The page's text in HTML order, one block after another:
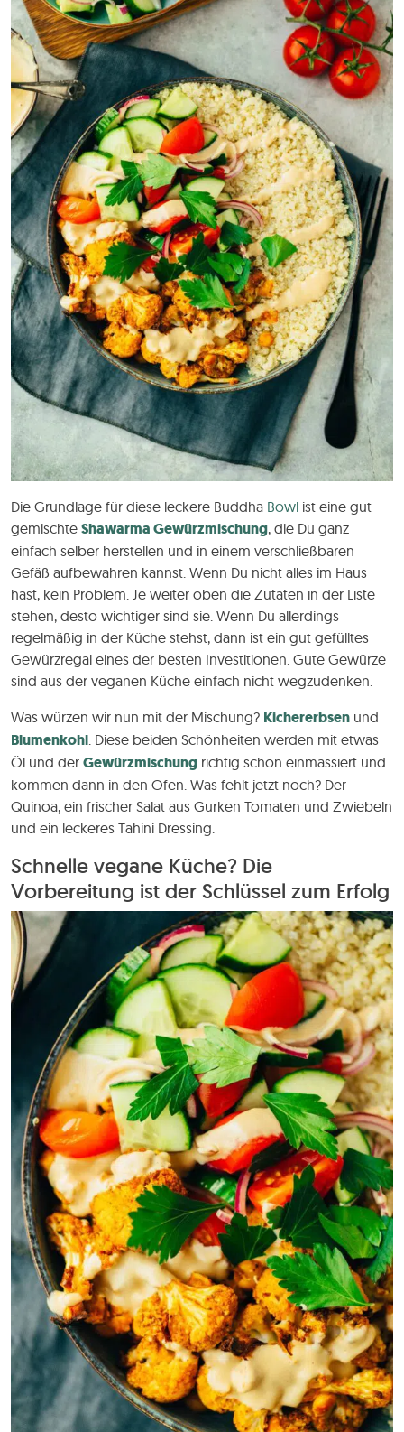
Die Grundlage für diese leckere Buddha Bowl ist eine gut
gemischte Shawarma Gewürzmischung, die Du ganz
einfach selber herstellen und in einem verschließbaren
Gefäß aufbewahren kannst. Wenn Du nicht alles im Haus
hast, kein Problem. Je weiter oben die Zutaten in der Liste
stehen, desto wichtiger sind sie. Wenn Du allerdings
regelmäßig in der Küche stehst, dann ist ein gut gefülltes
Gewürzregal eines der besten Investitionen. Gute Gewürze
sind aus der veganen Küche einfach nicht wegzudenken.
Was würzen wir nun mit der Mischung? Kichererbsen und
Blumenkohl . Diese beiden Schönheiten werden mit etwas
Öl und der Gewürzmischung richtig schön einmassiert und
kommen dann in den Ofen. Was fehlt jetzt noch? Der
Quinoa, ein frischer Salat aus Gurken Tomaten und Zwiebeln
und ein leckeres Tahini Dressing.
Schnelle vegane Küche? Die
Vorbereitung ist der Schlüssel zum Erfolg